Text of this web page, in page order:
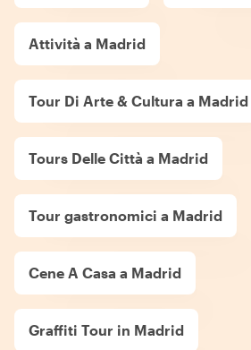
Attività a Madrid
Tour Di Arte & Cultura a Madrid
Tours Delle Città a Madrid
Tour gastronomici a Madrid
Cene A Casa a Madrid
Graffiti Tour in Madrid